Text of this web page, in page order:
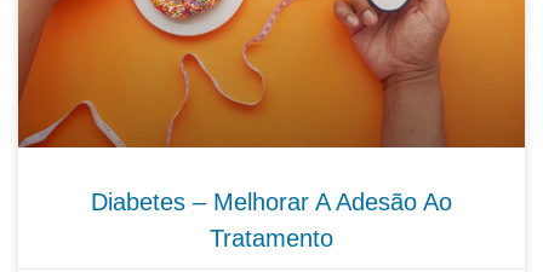
Diabetes – Melhorar A Adesão Ao
Tratamento